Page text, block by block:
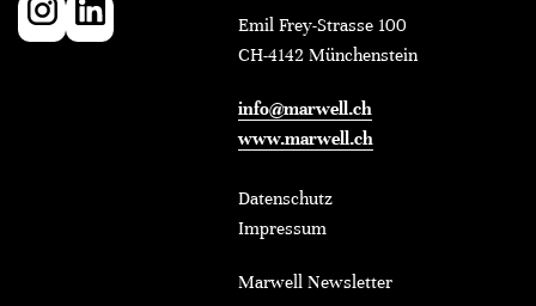
Emil Frey-Strasse 100
CH-4142 Münchenstein
info@marwell.ch
www.marwell.ch
Datenschutz
Impressum
Marwell Newsletter